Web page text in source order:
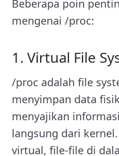
Beberapa poin
mengenai /proc:
1. Virtual File
/proc adalah file
menyimpan data
menyajikan
langsung dari
virtual, file-file di